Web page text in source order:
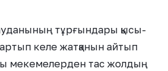
тұрғындары қысы-
келе жатқанын айтып
мекемелерден тас жолдың